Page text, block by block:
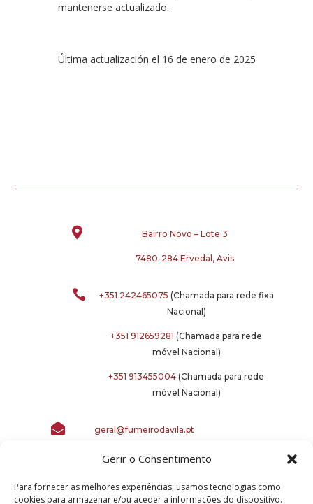
Gerir o Consentimento
Para fornecer as melhores experiências, usamos tecnologias como
cookies para armazenar e/ou aceder a informações do dispositivo.
mantenerse actualizado.
Última actualización el 16 de enero de 2025
 Bairro Novo – Lote 3
7480-284 Ervedal, Avis
 +351 242465075 (Chamada para rede fixa
Nacional)
+351 912659281 (Chamada para rede
móvel Nacional)
+351 913455004 (Chamada para rede
móvel Nacional)
 geral@fumeirodavila.pt